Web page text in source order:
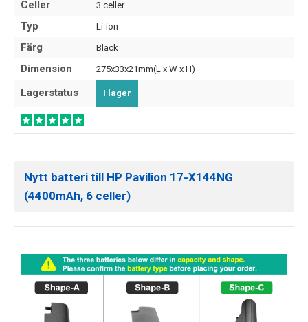
Celler 3 celler
Typ Li-ion
Färg Black
Dimension 275x33x21mm(L x W x H)
Lagerstatus I lager
Nytt batteri till HP Pavilion 17-X144NG
(4400mAh, 6 celler)